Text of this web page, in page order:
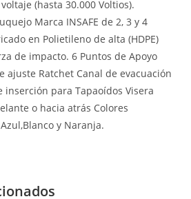
(hasta 30.000 Voltios).
Marca INSAFE de 2, 3 y 4
en Polietileno de alta (HDPE)
de impacto. 6 Puntos de Apoyo
ajuste Ratchet Canal de evacuación
para Tapaoídos Visera
o hacia atrás Colores
y Naranja.